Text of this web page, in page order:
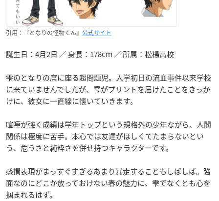
引用：『となりの怪物くん』 公式サイト
誕生日：4月2日 ／ 身長：178cm ／ 所属：松楊高校
雫のとなりの席に座る超問題児。入学初日の流血事件以来学校
に来ていませんでしたが、雫がプリントを届けたことをきっか
けに、彼女に一直線に懐いていきます。
喧嘩が強く成績は学年トップという規格外の少年ながら、人間
関係は極度に苦手。本心では友達がほしくてたまらないとい
う、危うさと純粋さを併せ持つキャラクターです。
感情表現がまっすぐすぎるあまり暴走することもしばしば。強
面なのにどこか放っておけない春の魅力に、雫でなくとも心を
掴まれるはず。